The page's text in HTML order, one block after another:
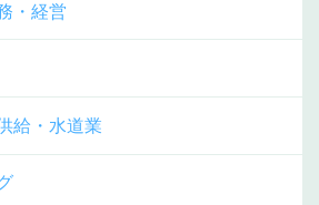
・経営
給・水道業